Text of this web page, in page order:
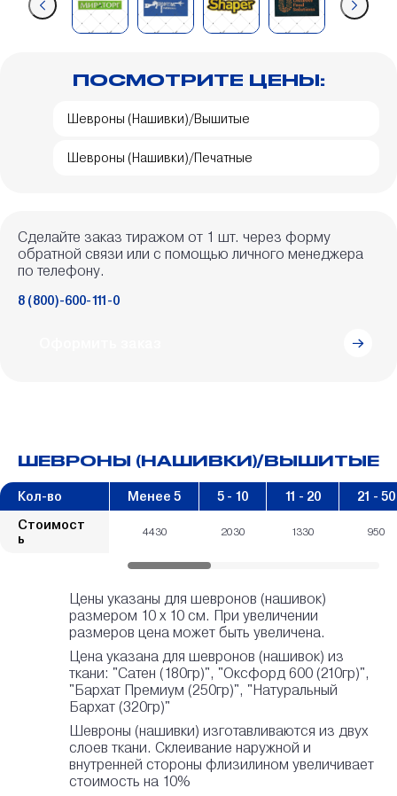
ПОСМОТРИТЕ ЦЕНЫ:
Шевроны (Нашивки)/Вышитые
Шевроны (Нашивки)/Печатные
Сделайте заказ тиражом от 1 шт. через форму
обратной связи или с помощью личного менеджера
по телефону.
8 (800)-600-111-0
ШЕВРОНЫ (НАШИВКИ)/ВЫШИТЫЕ
Кол-во Менее 5 5 - 10 11 - 20
21 - 50
Стоимост
ь
4430 2030 1330 950
Цены указаны для шевронов (нашивок)
размером 10 х 10 см. При увеличении
размеров цена может быть увеличена.
Цена указана для шевронов (нашивок) из
ткани: "Сатен (180гр)", "Оксфорд 600 (210гр)",
"Бархат Премиум (250гр)", "Натуральный
Бархат (320гр)"
Шевроны (нашивки) изготавливаются из двух
слоев ткани. Склеивание наружной и
внутренней стороны флизилином увеличивает
стоимость на 10%